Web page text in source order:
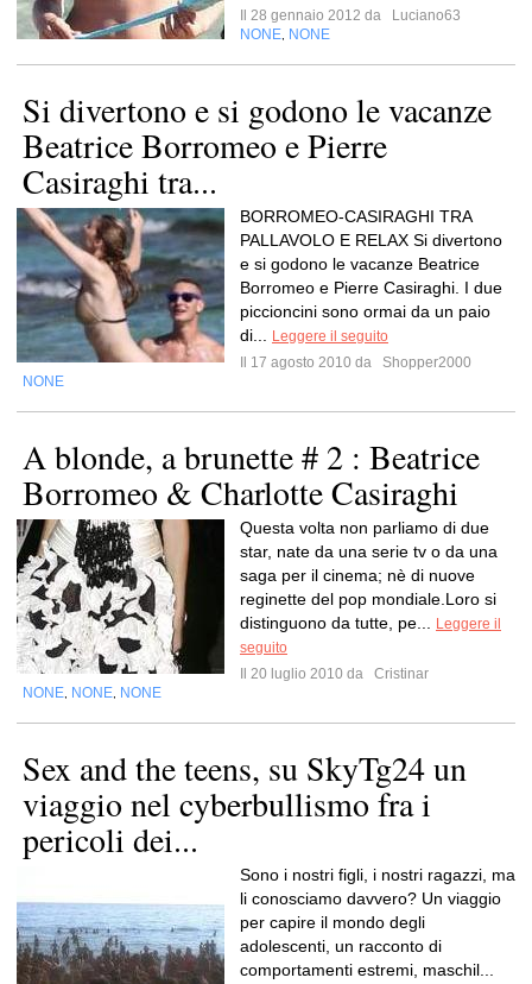
Il 28 gennaio 2012 da
Luciano63
NONE NONE
Si divertono e si godono le vacanze
Beatrice Borromeo e Pierre
Casiraghi tra...
BORROMEO-CASIRAGHI TRA
PALLAVOLO E RELAX Si divertono
e si godono le vacanze Beatrice
Borromeo e Pierre Casiraghi. I due
piccioncini sono ormai da un paio
di...
Leggere il seguito
Il 17 agosto 2010 da
Shopper2000
NONE
A blonde, a brunette # 2 : Beatrice
Borromeo & Charlotte Casiraghi
Questa volta non parliamo di due
star, nate da una serie tv o da una
saga per il cinema; nè di nuove
reginette del pop mondiale.Loro si
distinguono da tutte, pe...
Leggere il
seguito
Il 20 luglio 2010 da
Cristinar
NONE NONE NONE
Sex and the teens, su SkyTg24 un
viaggio nel cyberbullismo fra i
pericoli dei...
Sono i nostri figli, i nostri ragazzi, ma
li conosciamo davvero? Un viaggio
per capire il mondo degli
adolescenti, un racconto di
comportamenti estremi, maschil...